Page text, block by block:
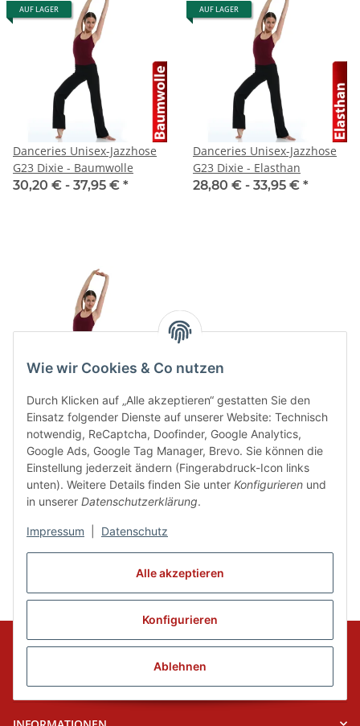
Alle akzeptieren
Konfigurieren
Ablehnen
Wie wir Cookies & Co nutzen
Durch Klicken auf „Alle akzeptieren“ gestatten Sie den
Einsatz folgender Dienste auf unserer Website: Technisch
notwendig, ReCaptcha, Doofinder, Google Analytics,
Google Ads, Google Tag Manager, Brevo. Sie können die
Einstellung jederzeit ändern (Fingerabdruck-Icon links
unten). Weitere Details finden Sie unter Konfigurieren und
in unserer Datenschutzerklärung.
Impressum Datenschutz
AUF LAGER
Danceries Unisex-Jazzhose
G23 Dixie - Baumwolle
30,20 € - 37,95 € *
AUF LAGER
Danceries Unisex-Jazzhose
G23 Dixie - Elasthan
28,80 € - 33,95 € *
Danceries Unisex-Jazzhose
G23 Dixie - Supplex
28,80 € -33,95 €*
Artikel 1 - 75 von 75